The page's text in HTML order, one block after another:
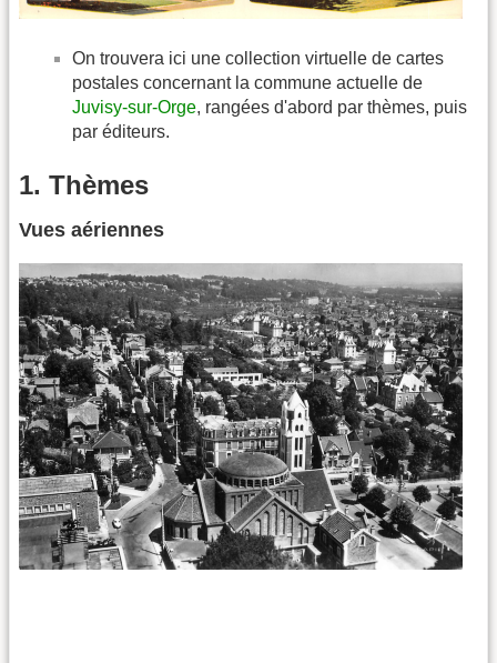
On trouvera ici une collection virtuelle de cartes
postales concernant la commune actuelle de
Juvisy-sur-Orge, rangées d'abord par thèmes, puis
par éditeurs.
1. Thèmes
Vues aériennes